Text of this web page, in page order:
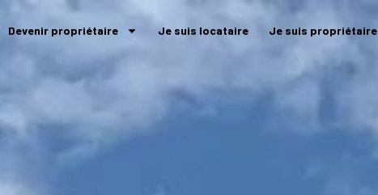
Devenir propriétaire Je suis locataire Je suis propriétaire